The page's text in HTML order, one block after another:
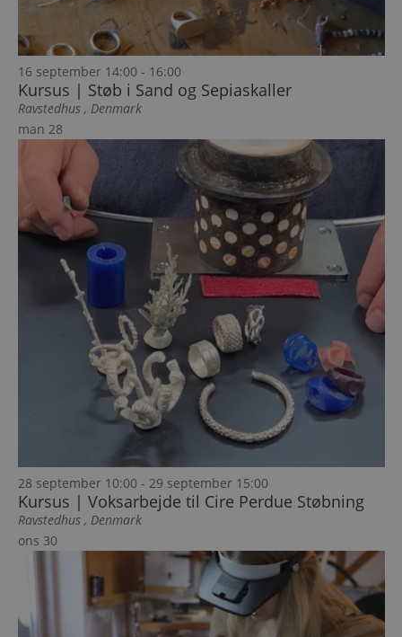
16 september 14:00 - 16:00
Kursus | Støb i Sand og Sepiaskaller
Ravstedhus , Denmark
man 28
28 september 10:00 - 29 september 15:00
Kursus | Voksarbejde til Cire Perdue Støbning
Ravstedhus , Denmark
ons 30